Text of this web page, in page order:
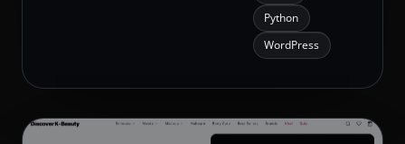
Python
WordPress